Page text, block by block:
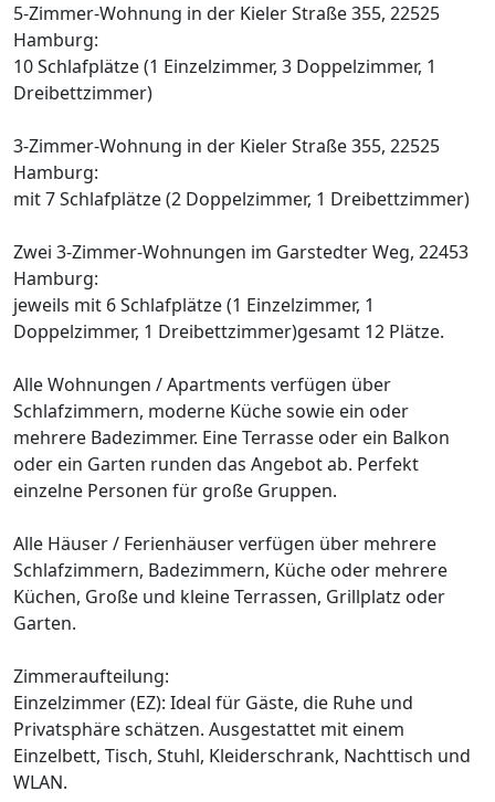
5-Zimmer-Wohnung in der Kieler Straße 355, 22525
Hamburg:
10 Schlafplätze (1 Einzelzimmer, 3 Doppelzimmer, 1
Dreibettzimmer)
3-Zimmer-Wohnung in der Kieler Straße 355, 22525
Hamburg:
mit 7 Schlafplätze (2 Doppelzimmer, 1 Dreibettzimmer)
Zwei 3-Zimmer-Wohnungen im Garstedter Weg, 22453
Hamburg:
jeweils mit 6 Schlafplätze (1 Einzelzimmer, 1
Doppelzimmer, 1 Dreibettzimmer)gesamt 12 Plätze.
Alle Wohnungen / Apartments verfügen über
Schlafzimmern, moderne Küche sowie ein oder
mehrere Badezimmer. Eine Terrasse oder ein Balkon
oder ein Garten runden das Angebot ab. Perfekt
einzelne Personen für große Gruppen.
Alle Häuser / Ferienhäuser verfügen über mehrere
Schlafzimmern, Badezimmern, Küche oder mehrere
Küchen, Große und kleine Terrassen, Grillplatz oder
Garten.
Zimmeraufteilung:
Einzelzimmer (EZ): Ideal für Gäste, die Ruhe und
Privatsphäre schätzen. Ausgestattet mit einem
Einzelbett, Tisch, Stuhl, Kleiderschrank, Nachttisch und
WLAN.